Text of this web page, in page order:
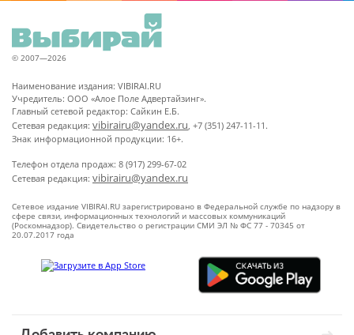
© 2007—2026
Наименование издания: VIBIRAI.RU
Учредитель: ООО «Алое Поле Адвертайзинг».
Главный сетевой редактор: Сайкин Е.Б.
Сетевая редакция: vibirairu@yandex.ru, +7 (351) 247-11-11.
Знак информационной продукции: 16+.
Телефон отдела продаж: 8 (917) 299-67-02
Сетевая редакция: vibirairu@yandex.ru
Сетевое издание VIBIRAI.RU зарегистрировано в Федеральной службе по надзору в
сфере связи, информационных технологий и массовых коммуникаций
(Роскомнадзор). Свидетельство о регистрации СМИ ЭЛ № ФС 77 - 70345 от
20.07.2017 года